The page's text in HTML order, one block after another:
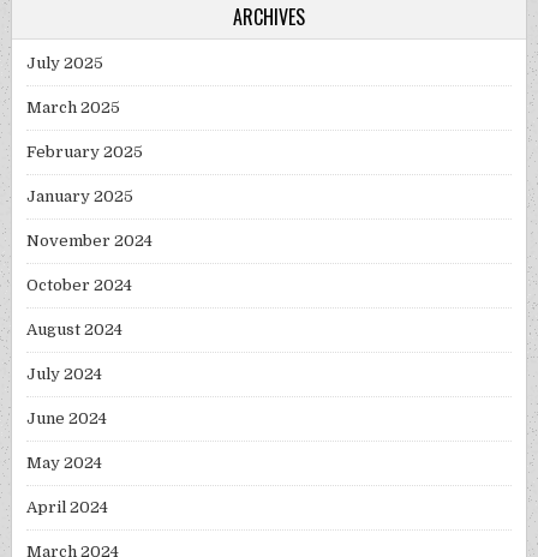
ARCHIVES
July 2025
March 2025
February 2025
January 2025
November 2024
October 2024
August 2024
July 2024
June 2024
May 2024
April 2024
March 2024